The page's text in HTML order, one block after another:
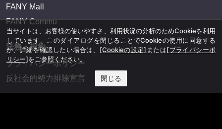
FANY Mall
FANY Commu
法務・規約
プライバシーポリシー
反社会的勢力排除宣言
当サイトは、お客様の使いやすさ、利用状況の分析のためCookieを利用
しています。このダイアログを閉じることでCookieの使用に同意する
か、詳細を確認したい場合は、 [Cookieの設定] または[プライバシーポ
リシー]をご参照ください。
閉じる